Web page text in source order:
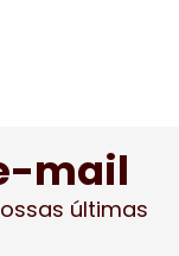
mail
últimas